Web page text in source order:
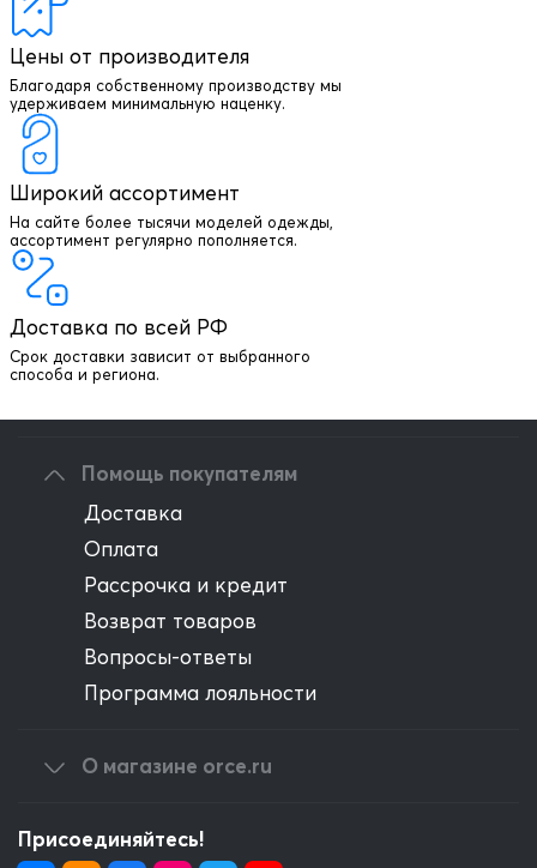
Цены от производителя
Благодаря собственному производству мы
удерживаем минимальную наценку.
Широкий ассортимент
На сайте более тысячи моделей одежды,
ассортимент регулярно пополняется.
Доставка по всей РФ
Срок доставки зависит от выбранного
способа и региона.
+7 903 003 03 79
Написать директору
Помощь покупателям
Доставка
Оплата
Рассрочка и кредит
Возврат товаров
Вопросы-ответы
Программа лояльности
О магазине orce.ru
Присоединяйтесь!